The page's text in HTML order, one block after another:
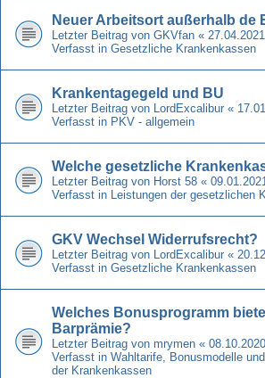
Neuer Arbeitsort außerhalb de
Letzter Beitrag von GKVfan «
Verfasst in Gesetzliche Krankenkassen
Krankentagegeld und BU
Letzter Beitrag von LordExcalibur «
Verfasst in PKV - allgemein
Welche gesetzliche
Letzter Beitrag von Horst 58 «
Verfasst in Leistungen der gesetzlichen
GKV Wechsel Widerrufsrecht?
Letzter Beitrag von LordExcalibur «
Verfasst in Gesetzliche Krankenkassen
Welches Bonusprogramm
Barprämie?
Letzter Beitrag von mrymen «
Verfasst in Wahltarife, Bonusmodelle
der Krankenkassen